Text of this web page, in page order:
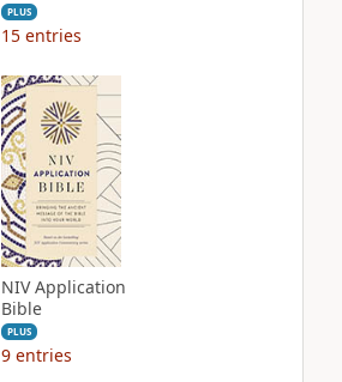
PLUS
15 entries
NIV Application
Bible
PLUS
9 entries